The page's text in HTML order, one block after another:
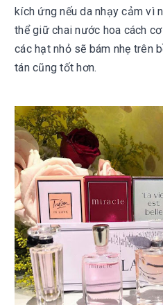
kích ứng nếu da nhạy cảm vì
thể giữ chai nước hoa cách
các hạt nhỏ sẽ bám nhẹ trên
tán cũng tốt hơn.